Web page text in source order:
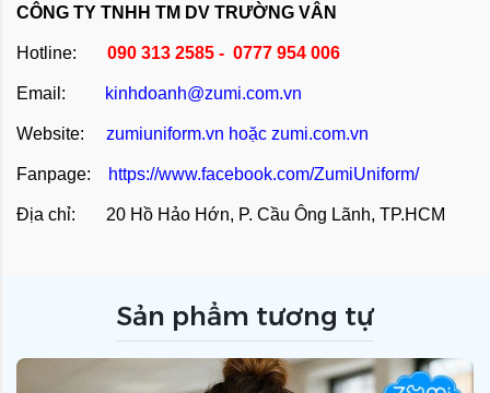
CÔNG TY TNHH TM DV TRƯỜNG VÂN
Hotline: 090 313 2585 - 0777 954 006
Email: kinhdoanh@zumi.com.vn
Website: zumiuniform.vn hoặc zumi.com.vn
Fanpage: https://www.facebook.com/ZumiUniform/
Địa chỉ: 20 Hồ Hảo Hớn, P. Cầu Ông Lãnh, TP.HCM
Sản phẩm tương tự